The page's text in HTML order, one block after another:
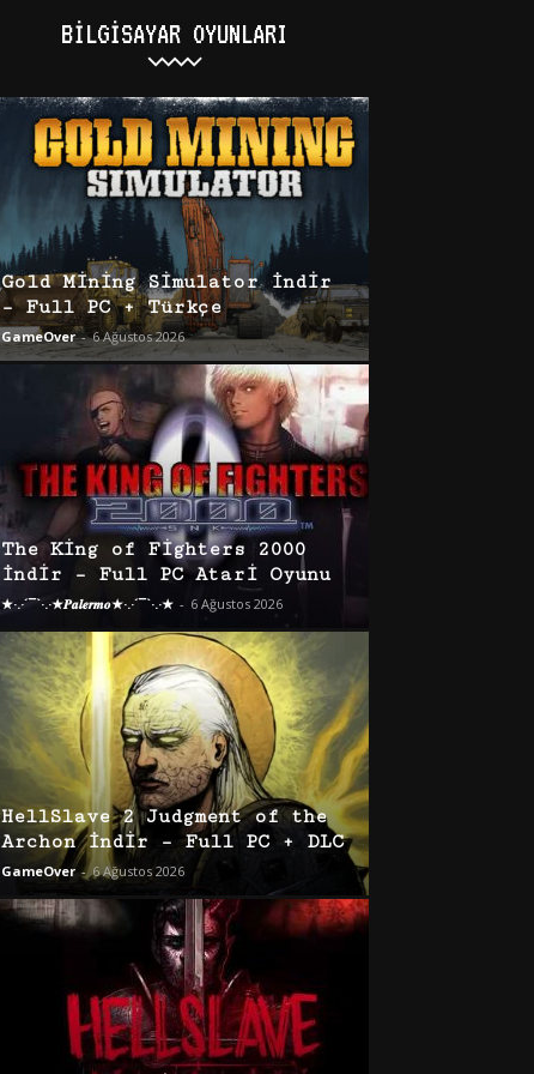
BILGISAYAR OYUNLARI
Gold Mining Simulator İndir
– Full PC + Türkçe
GameOver - 6 Ağustos 2026
The King of Fighters 2000
İndir – Full PC Atari Oyunu
★·.·´¯`·.·★𝑷𝒂𝒍𝒆𝒓𝒎𝒐★·.·´¯`·.·★ - 6 Ağustos 2026
HellSlave 2 Judgment of the
Archon İndir – Full PC + DLC
GameOver - 6 Ağustos 2026